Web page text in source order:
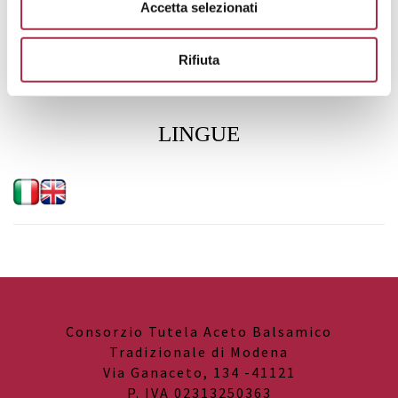
Accetta selezionati
Rifiuta
Limite capienza: 10 persone
La struttura non è attrezzata per i portatori di handicap.
LINGUE
Consorzio Tutela Aceto Balsamico
Tradizionale di Modena
Via Ganaceto, 134 -41121
P. IVA 02313250363